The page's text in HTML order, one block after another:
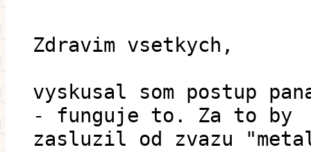
Zdravim vsetkych,
vyskusal som postup
- funguje to. Za to by
zasluzil od zvazu